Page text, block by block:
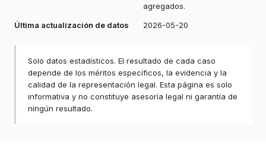
agregados.
Última actualización de datos
2026-05-20
Solo datos estadísticos. El resultado de cada caso
depende de los méritos específicos, la evidencia y la
calidad de la representación legal. Esta página es solo
informativa y no constituye asesoría legal ni garantía de
ningún resultado.